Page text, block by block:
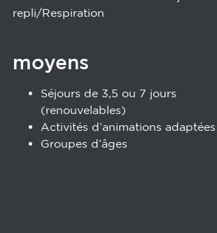
repli/Respiration
moyens
Séjours de 3,5 ou 7 jours
(renouvelables)
Activités d’animations adaptées
Groupes d’âges